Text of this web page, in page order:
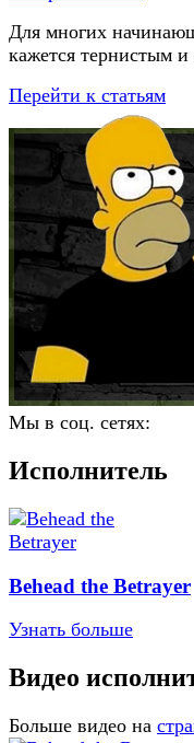
Для многих
кажется тернистым
Перейти к статьям
Мы в соц. сетях:
Исполнитель
Behead the Betrayer
Узнать больше
Видео
Больше видео на